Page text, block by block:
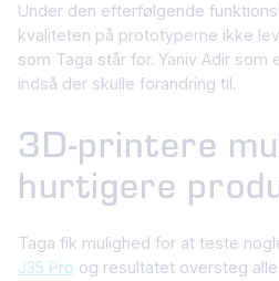
Under den efterfølgende
kvaliteten på prototyperne ikke
som Taga står for. Yaniv Adir
indså der skulle forandring til.
3D-printere
hurtigere
Taga fik mulighed for at teste
J35 Pro og resultatet oversteg